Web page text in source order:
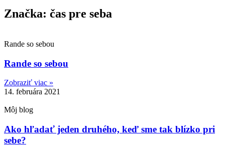
Značka: čas pre seba
Rande so sebou
Rande so sebou
Zobraziť viac »
14. februára 2021
Môj blog
Ako hľadať jeden druhého, keď sme tak blízko pri
sebe?